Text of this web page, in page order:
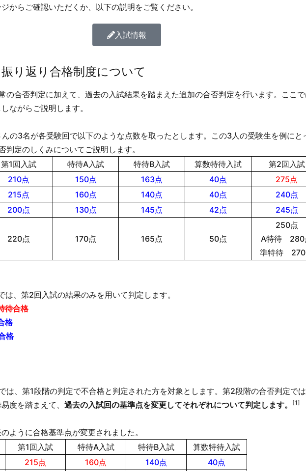
ジからご確認いただくか、以下の説明をご覧ください。
入試情報
り返り合格制度について
の合否判定に加えて、過去の入試結果を踏まえた追加の合否判定を行います。ここ
ながらご説明します。
の3名が各受験回で以下のような点数を取ったとします。この3人の受験生を例にと
判定のしくみについてご説明します。
第1回入試
特待A入試 特待B入試 算数特待入試
第2回入試
210点 150点 163点 40点
275点
215点 160点 140点 40点
240点
200点 130点 145点 42点 245点
220点 170点 165点 50点
250点
A特待 280
準特待
は、第2回入試の結果のみを用いて判定します。
待合格
格
格
は、第1段階の判定で不合格と判定された方を対象とします。第2段階の合否判定で
度を踏まえて、 過去の入試回の基準点を変更してそれぞれについて判定します。 [1]
ように合格基準点が変更されました。
第1回入試
特待A入試 特待B入試
算数特待入試
215点 160点 140点
40点